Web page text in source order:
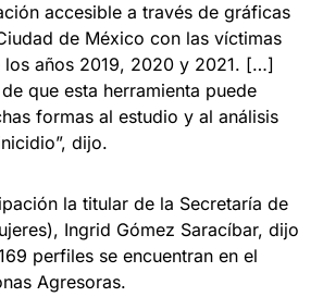
accesible a través de gráficas
de México con las víctimas
años 2019, 2020 y 2021. […]
que esta herramienta puede
formas al estudio y al análisis
dijo.
la titular de la Secretaría de
Ingrid Gómez Saracíbar, dijo
perfiles se encuentran en el
Agresoras.